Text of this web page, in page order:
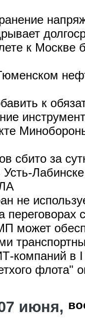
к Москве
к
сбито за
не
может
компаний в
флота"
июня,